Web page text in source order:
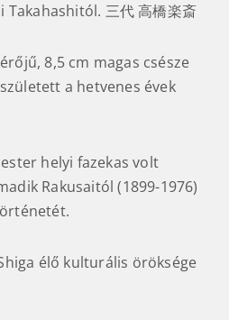
Takahashitól. 三代 高橋楽斎
8,5 cm magas csésze
a hetvenes évek
helyi fazekas volt
Rakusaitól (1899-1976)
élő kulturális öröksége